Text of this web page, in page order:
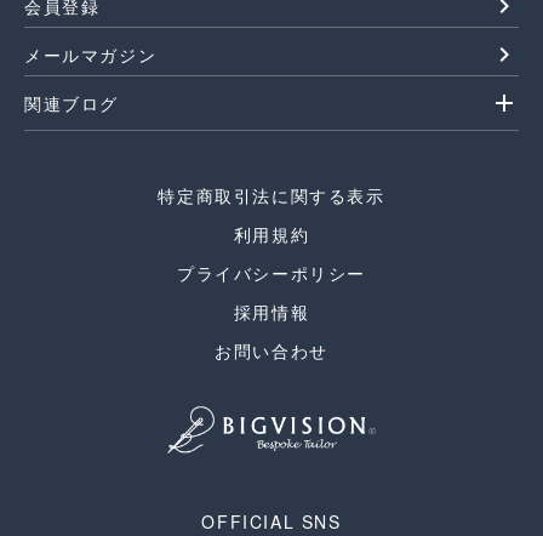
会員登録 navigate_next
メールマガジン navigate_next
関連ブログ add
特定商取引法に関する表示
利用規約
プライバシーポリシー
採用情報
お問い合わせ
OFFICIAL SNS